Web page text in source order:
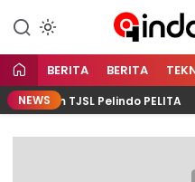
BERITA BERITA
NEWS
TJSL Pelindo PELITA